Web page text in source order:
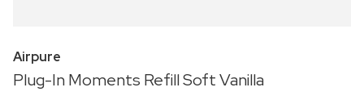
Airpure
Plug-In Moments Refill Soft Vanilla